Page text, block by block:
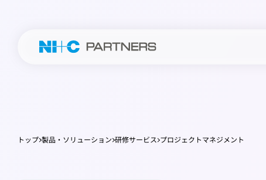
トップ 製品・ソリューション 研修サービス プロジェクトマネジメント